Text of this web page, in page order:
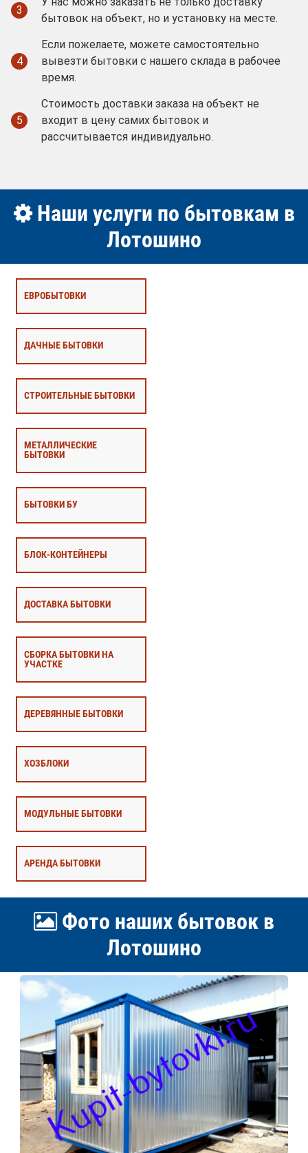
3
бытовок на объект, но и установку на месте.
4
Если пожелаете, можете самостоятельно
вывезти бытовки с нашего склада в рабочее
время.
5
Стоимость доставки заказа на объект не
входит в цену самих бытовок и
рассчитывается индивидуально.
Наши услуги по бытовкам в
Лотошино
ЕВРОБЫТОВКИ
ДАЧНЫЕ БЫТОВКИ
СТРОИТЕЛЬНЫЕ БЫТОВКИ
МЕТАЛЛИЧЕСКИЕ
БЫТОВКИ
БЫТОВКИ БУ
БЛОК-КОНТЕЙНЕРЫ
ДОСТАВКА БЫТОВКИ
СБОРКА БЫТОВКИ НА
УЧАСТКЕ
ДЕРЕВЯННЫЕ БЫТОВКИ
ХОЗБЛОКИ
МОДУЛЬНЫЕ БЫТОВКИ
АРЕНДА БЫТОВКИ
Фото наших бытовок в
Лотошино